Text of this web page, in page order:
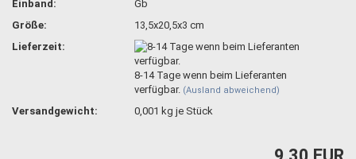
Einband:
Gb
Größe:
13,5x20,5x3 cm
Lieferzeit:
8-14 Tage wenn beim Lieferanten
verfügbar. (Ausland abweichend)
Versandgewicht: 0,001 kg je Stück